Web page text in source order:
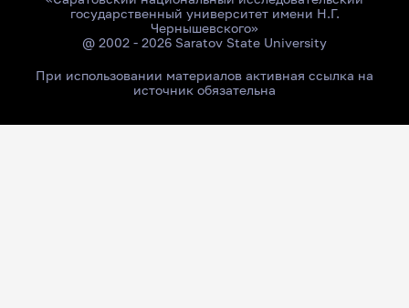
государственный университет имени Н.Г.
Чернышевского»
@ 2002 - 2026 Saratov State University
При использовании материалов активная ссылка на
источник обязательна